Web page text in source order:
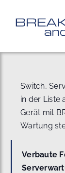
springen
Switch,
in der Liste
Gerät mit
Wartung
Verbaute